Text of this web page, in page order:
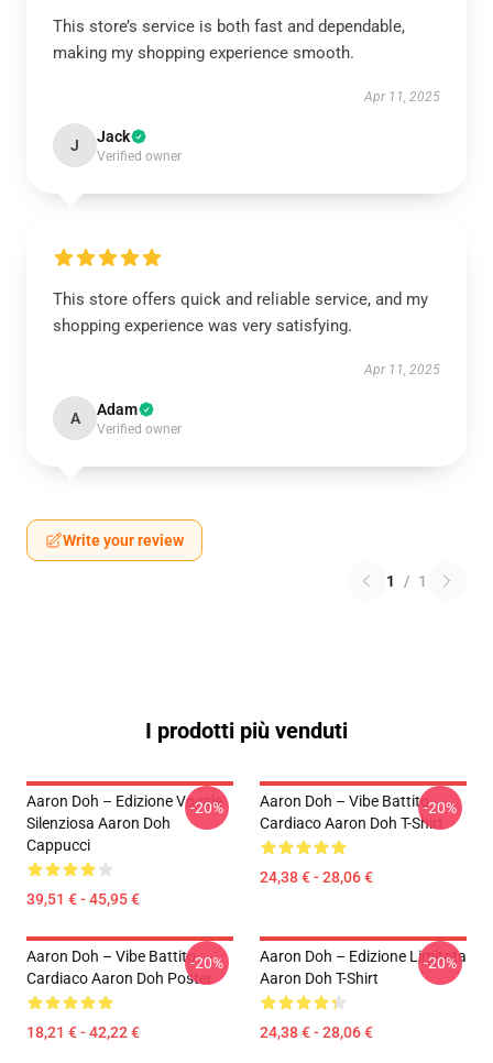
This store’s service is both fast and dependable,
making my shopping experience smooth.
Apr 11, 2025
J Jack
Verified owner
This store offers quick and reliable service, and my
shopping experience was very satisfying.
Apr 11, 2025
A Adam
Verified owner
Write your review
1 / 1
I prodotti più venduti
Aaron Doh – Edizione Vocale
Silenziosa Aaron Doh
Cappucci
39,51 € - 45,95 €
-20%
Aaron Doh – Vibe Battito
Cardiaco Aaron Doh T-Shirt
24,38 € - 28,06 €
-20%
Aaron Doh – Vibe Battito
Cardiaco Aaron Doh Poster
18,21 € - 42,22 €
-20%
Aaron Doh – Edizione Limitata
Aaron Doh T-Shirt
24,38 € - 28,06 €
-20%